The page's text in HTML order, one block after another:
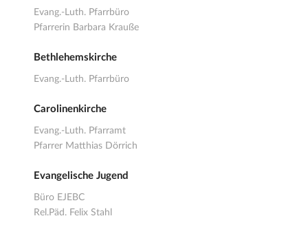
Evang.-Luth. Pfarrbüro
Pfarrerin Barbara Krauße
Bethlehemskirche
Evang.-Luth. Pfarrbüro
Carolinenkirche
Evang.-Luth. Pfarramt
Pfarrer Matthias Dörrich
Evangelische Jugend
Büro EJEBC
Rel.Päd. Felix Stahl